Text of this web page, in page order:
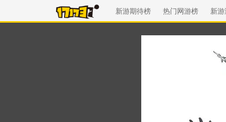
新游期待榜 热门网游榜 新